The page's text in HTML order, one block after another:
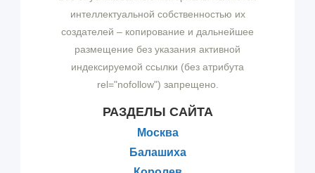
интеллектуальной собственностью их
создателей – копирование и дальнейшее
размещение без указания активной
индексируемой ссылки (без атрибута
rel="nofollow") запрещено.
РАЗДЕЛЫ САЙТА
Москва
Балашиха